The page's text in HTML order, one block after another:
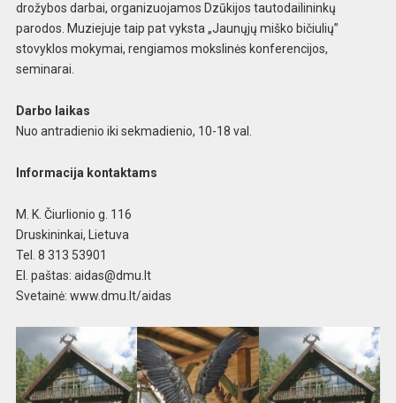
drožybos darbai, organizuojamos Dzūkijos tautodailininkų
parodos. Muziejuje taip pat vyksta „Jaunųjų miško bičiulių”
stovyklos mokymai, rengiamos mokslinės konferencijos,
seminarai.
Darbo laikas
Nuo antradienio iki sekmadienio, 10-18 val.
Informacija kontaktams
M. K. Čiurlionio g. 116
Druskininkai, Lietuva
Tel. 8 313 53901
El. paštas: aidas@dmu.lt
Svetainė: www.dmu.lt/aidas